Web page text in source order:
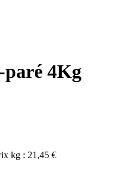
paré 4Kg
kg : 21,45 €